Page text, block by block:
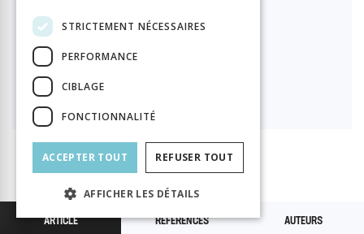
15.00 
PDF à télécharger
ARTICLE RÉFÉRENCES AUTEURS
STRICTEMENT NÉCESSAIRES
PERFORMANCE
CIBLAGE
FONCTIONNALITÉ
ACCEPTER TOUT REFUSER TOUT
AFFICHER LES DÉTAILS